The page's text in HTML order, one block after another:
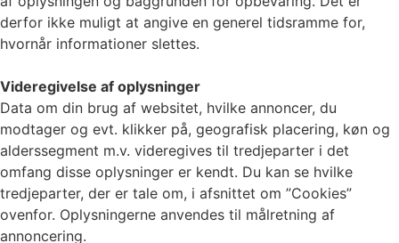
derfor ikke muligt at angive en generel tidsramme for,
hvornår informationer slettes.
Videregivelse af oplysninger
Data om din brug af websitet, hvilke annoncer, du
modtager og evt. klikker på, geografisk placering, køn og
alderssegment m.v. videregives til tredjeparter i det
omfang disse oplysninger er kendt. Du kan se hvilke
tredjeparter, der er tale om, i afsnittet om ”Cookies”
ovenfor. Oplysningerne anvendes til målretning af
annoncering.